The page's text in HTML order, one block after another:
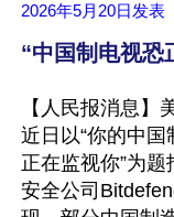
2026年5月20日 发表
“中国制电视恐
【人民报消息】
近日以“你的中国
正在监视你”为题
安全公司